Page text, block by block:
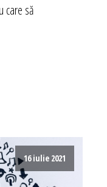
care să
16 iulie 2021